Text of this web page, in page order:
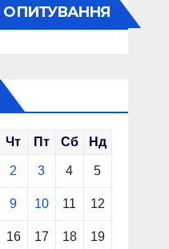
ОПИТУВАННЯ
Чт Пт Сб Нд
2 3 4 5
9 10 11 12
16 17 18 19